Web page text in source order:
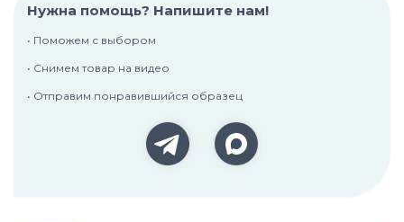
Нужна помощь? Напишите нам!
• Поможем с выбором
• Снимем товар на видео
• Отправим понравившийся образец